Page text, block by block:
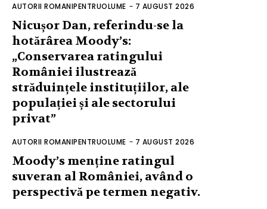
AUTORII ROMANIPENTRUOLUME - 7 AUGUST 2026
Nicușor Dan, referindu-se la
hotărârea Moody’s:
„Conservarea ratingului
României ilustrează
străduințele instituțiilor, ale
populației și ale sectorului
privat”
AUTORII ROMANIPENTRUOLUME - 7 AUGUST 2026
Moody’s menține ratingul
suveran al României, având o
perspectivă pe termen negativ.